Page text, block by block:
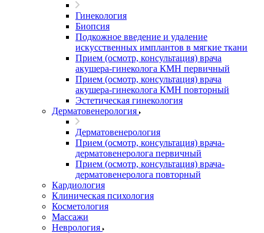
Гинекология
Биопсия
Подкожное введение и удаление
искусственных имплантов в мягкие ткани
Прием (осмотр, консультация) врача
акушера-гинеколога КМН первичный
Прием (осмотр, консультация) врача
акушера-гинеколога КМН повторный
Эстетическая гинекология
Дерматовенерология
Дерматовенерология
Прием (осмотр, консультация) врача-
дерматовенеролога первичный
Прием (осмотр, консультация) врача-
дерматовенеролога повторный
Кардиология
Клиническая психология
Косметология
Массажи
Неврология